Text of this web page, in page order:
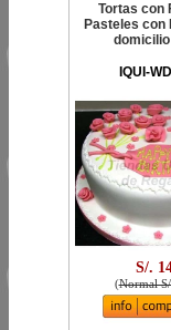
Tortas con
Pasteles con
IQUI-
S/.
(Normal